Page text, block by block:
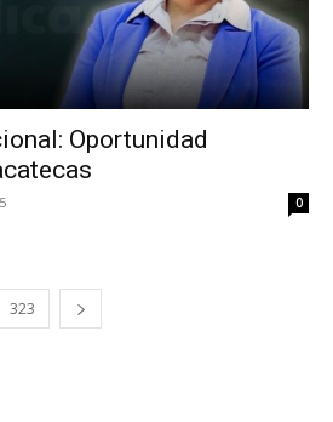
Oportunidad
0
323